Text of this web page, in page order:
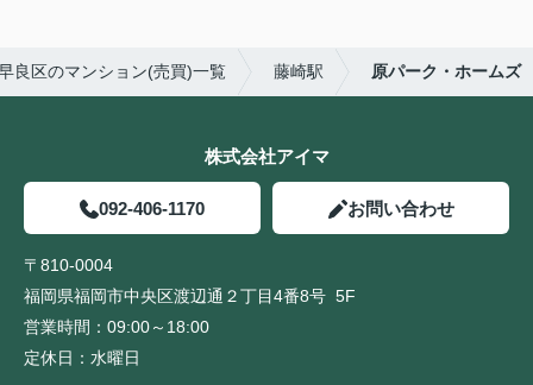
良区のマンション(売買)一覧 藤崎駅 原パーク・ホームズ
株式会社アイマ
092-406-1170 お問い合わせ
〒810-0004
福岡県福岡市中央区渡辺通２丁目4番8号 5F
営業時間： 09:00～18:00
定休日： 水曜日